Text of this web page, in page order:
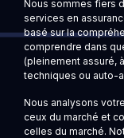
Nous sommes fiers
services en
basé sur la
comprendre dans
(pleinement assuré,
techniques ou auto-
Nous analysons
ceux du marché et
celles du marché.